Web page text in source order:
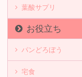
葉酸サプリ
お役立ち
パンどろぼう
宅食